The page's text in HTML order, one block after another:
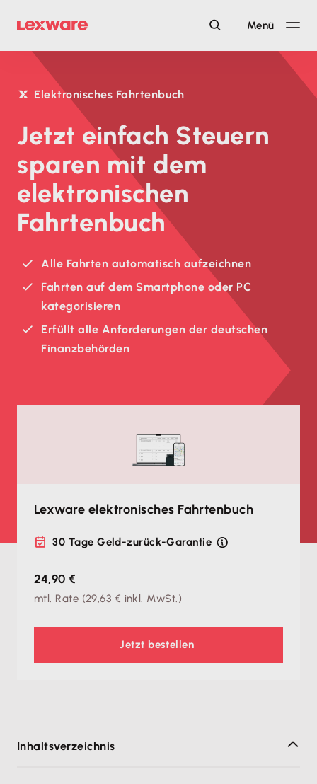
Menü
Elektronisches Fahrtenbuch
Jetzt einfach Steuern
sparen mit dem
elektronischen
Fahrtenbuch
Alle Fahrten automatisch aufzeichnen
Fahrten auf dem Smartphone oder PC
kategorisieren
Erfüllt alle Anforderungen der deutschen
Finanzbehörden
Lexware elektronisches Fahrtenbuch
30 Tage Geld-zurück-Garantie
24,90 €
mtl. Rate (29,63 € inkl. MwSt.)
Jetzt bestellen
Inhaltsverzeichnis